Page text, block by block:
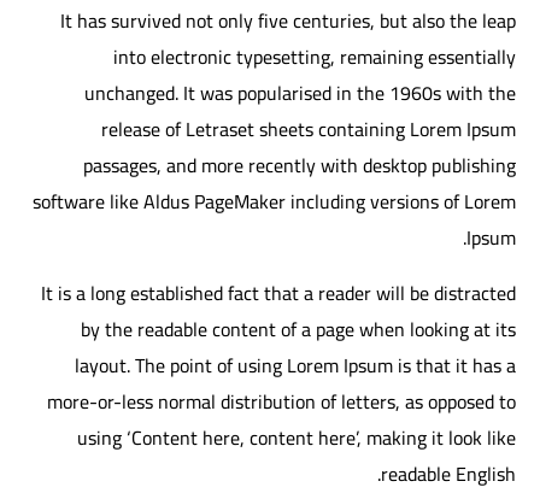
It has survived not only five centuries, but also the leap
into electronic typesetting, remaining essentially
unchanged. It was popularised in the 1960s with the
release of Letraset sheets containing Lorem Ipsum
passages, and more recently with desktop publishing
software like Aldus PageMaker including versions of Lorem
Ipsum.
It is a long established fact that a reader will be distracted
by the readable content of a page when looking at its
layout. The point of using Lorem Ipsum is that it has a
more-or-less normal distribution of letters, as opposed to
using ‘Content here, content here’, making it look like
readable English.